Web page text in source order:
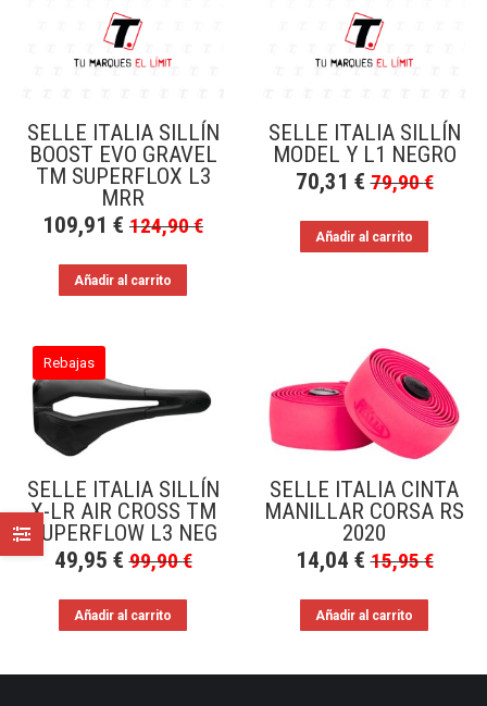
SELLE ITALIA SILLÍN
BOOST EVO GRAVEL
TM SUPERFLOX L3
MRR
109,91 € 124,90€
Añadir al carrito
SELLE ITALIA SILLÍN
MODEL Y L1 NEGRO
70,31 € 79,90€
Añadir al carrito
Rebajas
SELLE ITALIA SILLÍN
X-LR AIR CROSS TM
SUPERFLOW L3 NEG
49,95 € 99,90€
Añadir al carrito
SELLE ITALIA CINTA
MANILLAR CORSA RS
2020
14,04 € 15,95€
Añadir al carrito